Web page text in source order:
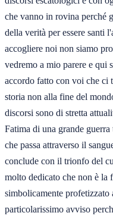
che vanno in rovina perché
della verità per essere santi
accogliere noi non siamo
vedremo a mio parere e qui
accordo fatto con voi che ci
storia non alla fine del
discorsi sono di stretta
Fatima di una grande
che passa attraverso il
conclude con il trionfo del
molto dedicato che non è la
simbolicamente
particolarissimo avviso